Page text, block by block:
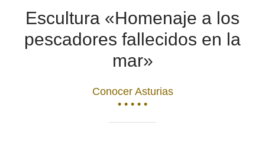
Escultura «Homenaje a los
pescadores fallecidos en la
mar»
Conocer Asturias
• • • • •